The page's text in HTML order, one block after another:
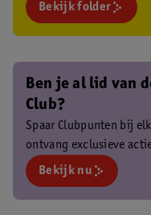
Bekijk folder
Ben je al lid van
Club?
Spaar Clubpunten bij
ontvang exclusieve
Bekijk nu